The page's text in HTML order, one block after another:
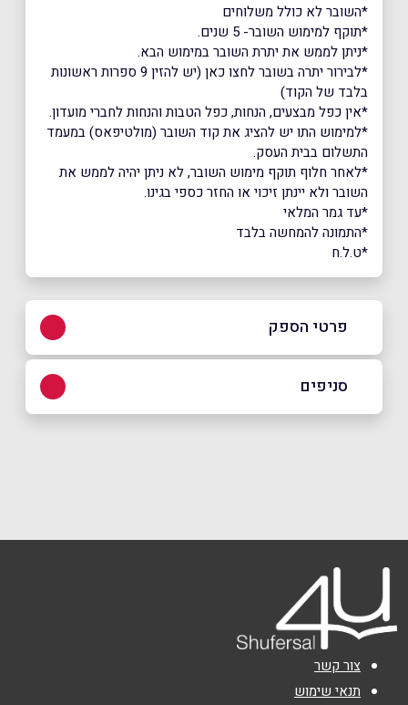
*השובר לא כולל משלוחים
*תוקף למימוש השובר- 5 שנים.
*ניתן לממש את יתרת השובר במימוש הבא.
*לבירור יתרה בשובר לחצו כאן (יש להזין 9 ספרות ראשונות
בלבד של הקוד)
*אין כפל מבצעים, הנחות, כפל הטבות והנחות לחברי מועדון.
*למימוש התו יש להציג את קוד השובר (מולטיפאס) במעמד
התשלום בבית העסק.
*לאחר חלוף תוקף מימוש השובר, לא ניתן יהיה לממש את
השובר ולא יינתן זיכוי או החזר כספי בגינו.
*עד גמר המלאי
*התמונה להמחשה בלבד
*ט.ל.ח
פרטי הספק
באתר בפייסבוק באינסטגרם
טלפון
אימייל*
נושא*
סניפים
צור קשר
תנאי שימוש